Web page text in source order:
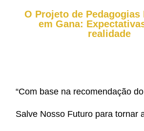
O Projeto de Pedagogias
em Gana:
realidade
“Com base na recomendação
Salve Nosso Futuro para tornar